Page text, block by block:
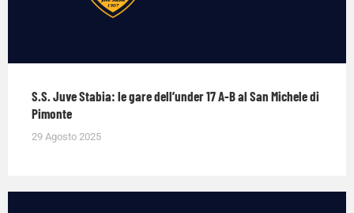
S.S. Juve Stabia: le gare dell’under 17 A-B al San Michele di
Pimonte
29 Agosto 2025